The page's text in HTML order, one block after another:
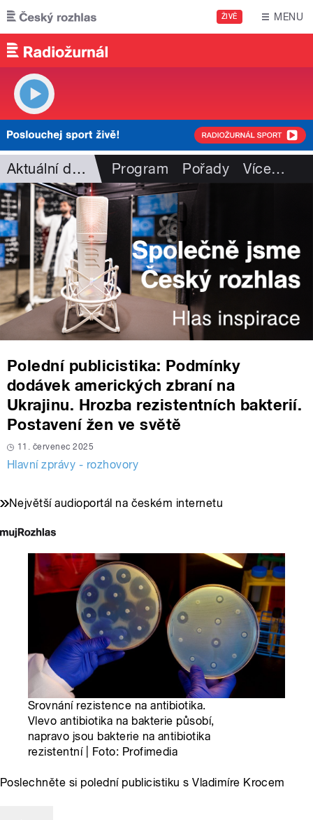
Přejít k hlavnímu obsahu
ŽIVĚ MENU
Aktuální dění Program Pořady Více…
Polední publicistika: Podmínky
dodávek amerických zbraní na
Ukrajinu. Hrozba rezistentních bakterií.
Postavení žen ve světě
11. červenec 2025
Hlavní zprávy - rozhovory
Největší audioportál na českém internetu
Srovnání rezistence na antibiotika.
Vlevo antibiotika na bakterie působí,
napravo jsou bakterie na antibiotika
rezistentní | Foto: Profimedia
Poslechněte si polední publicistiku s Vladimíre Krocem